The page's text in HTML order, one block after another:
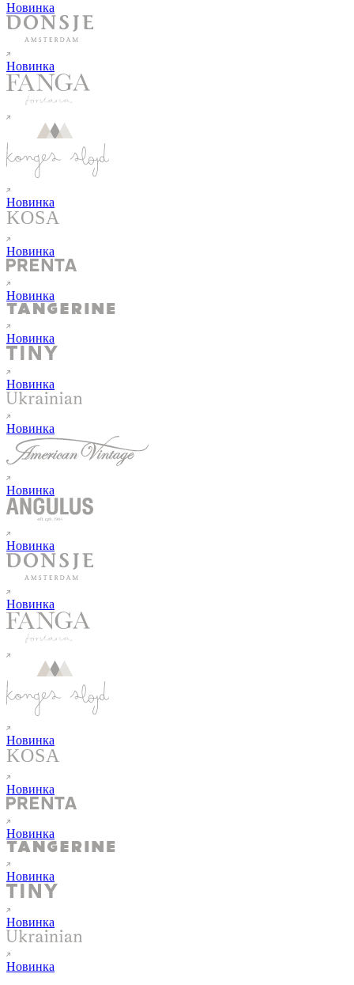
Новинка
Новинка
Новинка
Новинка
Новинка
Новинка
Новинка
Новинка
Новинка
Новинка
Новинка
Новинка
Новинка
Новинка
Новинка
Новинка
Новинка